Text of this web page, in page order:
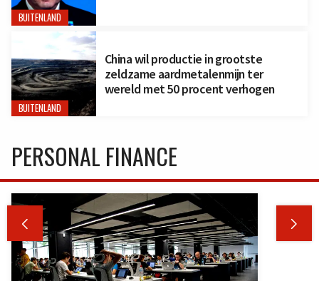
BUITENLAND
BUITENLAND
China wil productie in grootste
zeldzame aardmetalenmijn ter
wereld met 50 procent verhogen
PERSONAL FINANCE
 